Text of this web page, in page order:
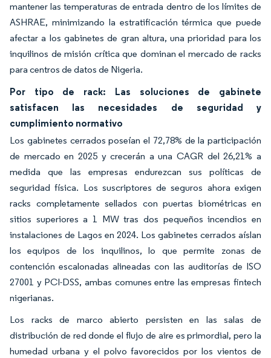
mantener las temperaturas de entrada dentro de los límites de
ASHRAE, minimizando la estratificación térmica que puede
afectar a los gabinetes de gran altura, una prioridad para los
inquilinos de misión crítica que dominan el mercado de racks
para centros de datos de Nigeria.
Por tipo de rack: Las soluciones de gabinete
satisfacen las necesidades de seguridad y
cumplimiento normativo
Los gabinetes cerrados poseían el 72,78% de la participación
de mercado en 2025 y crecerán a una CAGR del 26,21% a
medida que las empresas endurezcan sus políticas de
seguridad física. Los suscriptores de seguros ahora exigen
racks completamente sellados con puertas biométricas en
sitios superiores a 1 MW tras dos pequeños incendios en
instalaciones de Lagos en 2024. Los gabinetes cerrados aíslan
los equipos de los inquilinos, lo que permite zonas de
contención escalonadas alineadas con las auditorías de ISO
27001 y PCI-DSS, ambas comunes entre las empresas fintech
nigerianas.
Los racks de marco abierto persisten en las salas de
distribución de red donde el flujo de aire es primordial, pero la
humedad urbana y el polvo favorecidos por los vientos de